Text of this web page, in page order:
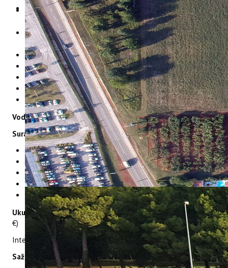
Zakonodavni okvir
Akti Instituta
Linkovi
Kontakt
webmail
Popularizacija znanosti
ERASMUS+
HyPro4ST
DIGIAGRI
GreenTea
CIRCOLIVE
Vodeći partner na projektu:Znanstvenoraziskovalni
center Slovenske akademije znanosti in umetnosti
Sonček – Zveza društev za cerebralno paralizo Slovenije,
so.p.
TURIST - Inštitut za odgovorni turizem
Istarska županija (odjel za turizam)
Institut za poljoprivredu i turizam
Općina Vrsar-Orsera
Turistička zajednica općine Vrsar
Voditeljica projekta u Institutu: dr.sc. Ana Težak Damijanić
Suradnici na projektu u Institutu:
mr.sc. Ninoslav Luk
dr.sc. Ana Čehić Marić
dr.sc. Smiljana Goreta Ban
dr.sc. Dean Ban
dr.sc. Milan Oplanić
Ukupni proračun projekta: 1.417.856,00 € (IPTPO 149.058,00
€)
Interreg Slovenija - Hrvatska
Sažetak projekta: